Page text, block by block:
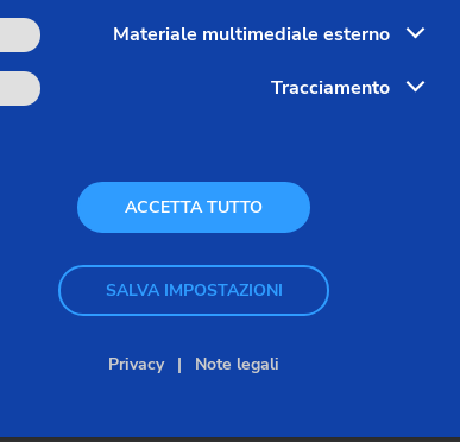
Customized – Alberi – VTC
VTC 100
Materiale multimediale esterno
Tracciamento
ACCETTA TUTTO
SALVA IMPOSTAZIONI
Privacy Note legali